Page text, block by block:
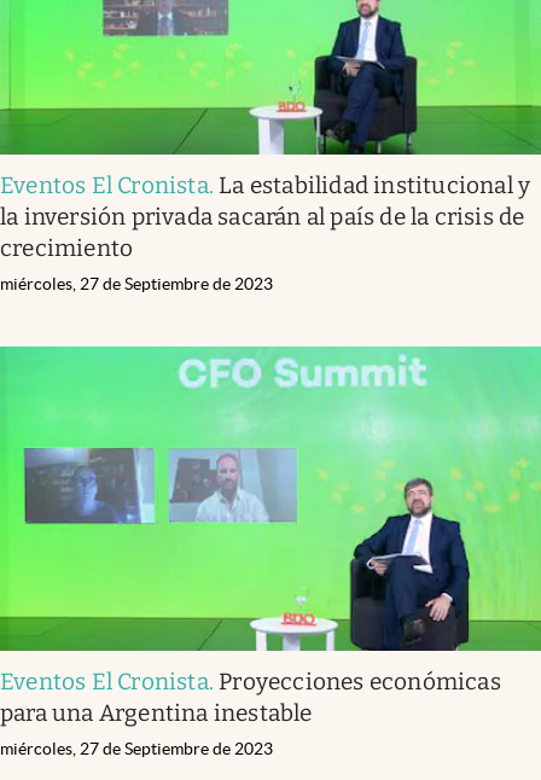
Eventos El Cronista. La estabilidad institucional y
la inversión privada sacarán al país de la crisis de
crecimiento
miércoles, 27 de Septiembre de 2023
Eventos El Cronista. Proyecciones económicas
para una Argentina inestable
miércoles, 27 de Septiembre de 2023